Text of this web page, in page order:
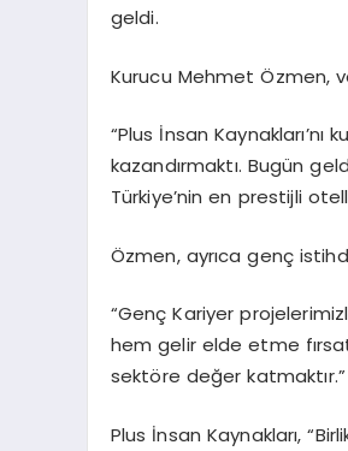
geldi.
Kurucu Mehmet Özmen,
“Plus İnsan
kazandırmaktı. Bugün
Türkiye’nin en prestijli
Özmen, ayrıca genç
“Genç Kariyer
hem gelir elde etme
sektöre değer katmaktır.”
Plus İnsan Kaynakları,